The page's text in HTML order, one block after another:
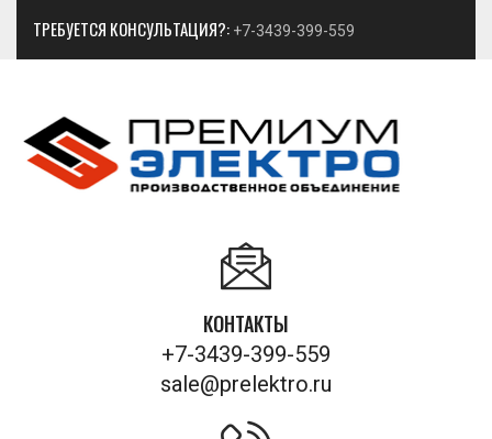
ТРЕБУЕТСЯ КОНСУЛЬТАЦИЯ?: +7-3439-399-559
КОНТАКТЫ
+7-3439-399-559
sale@prelektro.ru